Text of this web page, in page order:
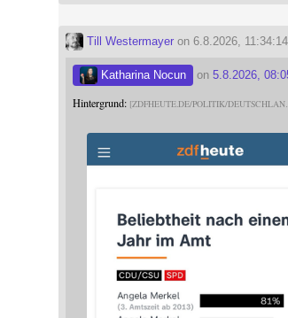
Till Westermayer on 6.8.2026, 11:34:14
Katharina Nocun on5.8.2026,
Hintergrund: ZDFHEUTE.DE/POLITIK/DEUTSCHLAN